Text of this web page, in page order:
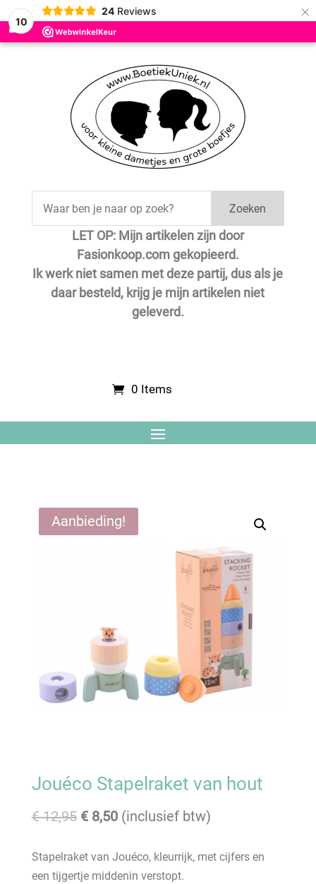
10
24 Reviews ×
Zoeken
LET OP: Mijn artikelen zijn door
Fasionkoop.com gekopieerd.
Ik werk niet samen met deze partij, dus als je
daar besteld, krijg je mijn artikelen niet
geleverd.
0 Items
Save
Aanbieding!
Jouéco Stapelraket van hout
€12,95 Oorspronkelijke
was:
€ 12,95.
€8,50Huidige
is:
€ 8,50.
(inclusief btw)
Stapelraket van Jouéco, kleurrijk, met cijfers en
een tijgertje middenin verstopt.